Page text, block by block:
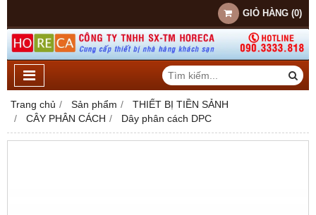
GIỎ HÀNG (0)
Trang chủ Sản phẩm
THIẾT BỊ TIỀN SẢNH
CÂY PHÂN CÁCH
Dây phân cách DPC